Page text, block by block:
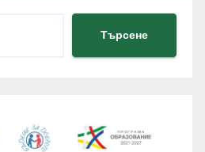
Търсене